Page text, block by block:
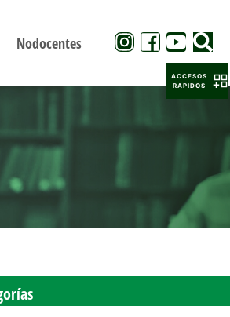
Nodocentes
ACCESOS
RAPIDOS